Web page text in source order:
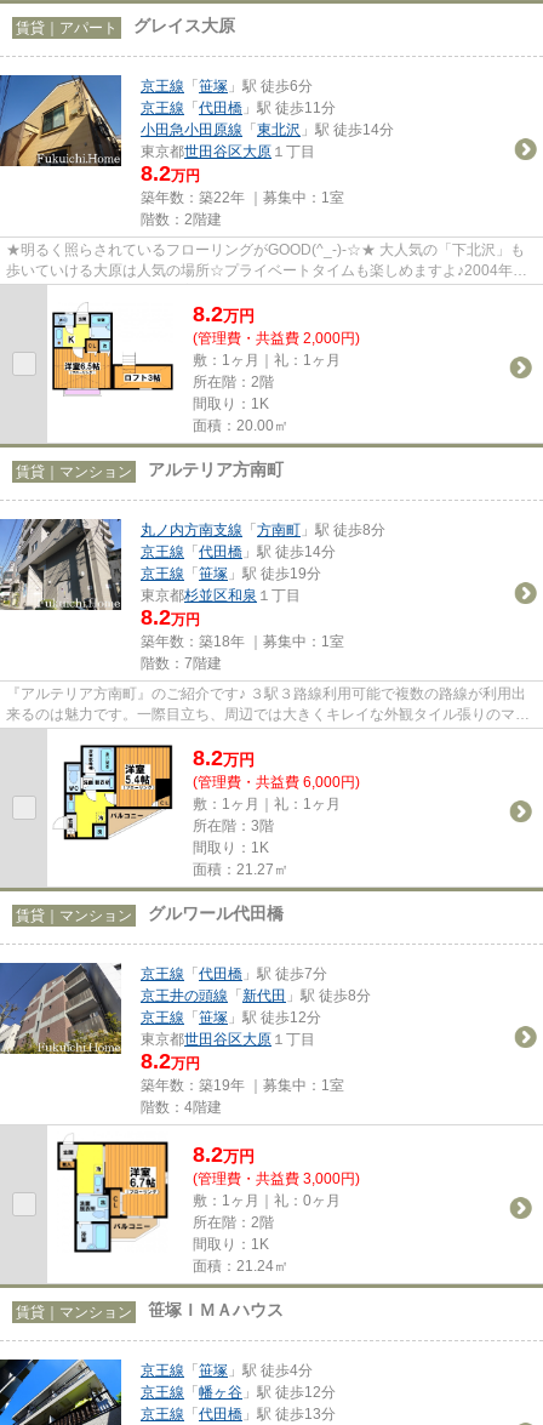
賃貸｜アパート グレイス大原
京王線 「笹塚 」駅 徒歩6分
京王線 「代田橋 」駅 徒歩11分
小田急小田原線 「東北沢 」駅 徒歩14分
東京都世田谷区大原 １丁目
8.2万円
築年数：築22年 ｜募集中： 1室
階数：2階建
★明るく照らされているフローリングがGOOD(^_-)-☆★ 大人気の「下北沢」も
歩いていける大原は人気の場所☆プライベートタイムも楽しめますよ♪2004年築
の綺麗な外観に清潔感ある室内に思...
8.2万円
(管理費・共益費 2,000円)
敷：1ヶ月｜礼：1ヶ月
所在階：2階
間取り：1K
面積：20.00㎡
賃貸｜マンション アルテリア方南町
丸ノ内方南支線 「方南町 」駅 徒歩8分
京王線 「代田橋 」駅 徒歩14分
京王線 「笹塚 」駅 徒歩19分
東京都杉並区和泉 １丁目
8.2万円
築年数：築18年 ｜募集中： 1室
階数：7階建
『アルテリア方南町』のご紹介です♪ ３駅３路線利用可能で複数の路線が利用出
来るのは魅力です。一際目立ち、周辺では大きくキレイな外観タイル張りのマン
ション。ほぼ満室稼働で人気...
8.2万円
(管理費・共益費 6,000円)
敷：1ヶ月｜礼：1ヶ月
所在階：3階
間取り：1K
面積：21.27㎡
賃貸｜マンション グルワール代田橋
京王線 「代田橋 」駅 徒歩7分
京王井の頭線 「新代田 」駅 徒歩8分
京王線 「笹塚 」駅 徒歩12分
東京都世田谷区大原 １丁目
8.2万円
築年数：築19年 ｜募集中： 1室
階数：4階建
8.2万円
(管理費・共益費 3,000円)
敷：1ヶ月｜礼：0ヶ月
所在階：2階
間取り：1K
面積：21.24㎡
賃貸｜マンション 笹塚ＩＭＡハウス
京王線 「笹塚 」駅 徒歩4分
京王線 「幡ヶ谷 」駅 徒歩12分
京王線 「代田橋 」駅 徒歩13分